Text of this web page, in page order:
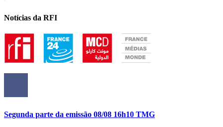
Notícias da RFI
Segunda parte da emissão 08/08 16h10 TMG